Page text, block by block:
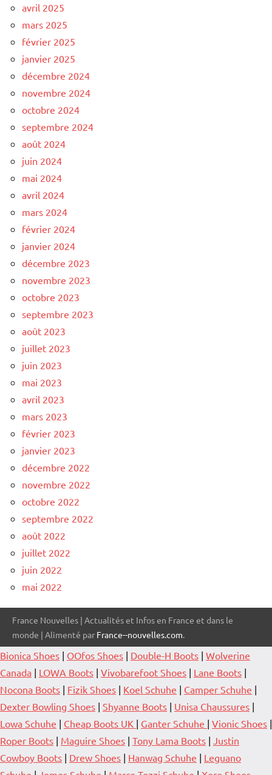
avril 2025
mars 2025
février 2025
janvier 2025
décembre 2024
novembre 2024
octobre 2024
septembre 2024
août 2024
juin 2024
mai 2024
avril 2024
mars 2024
février 2024
janvier 2024
décembre 2023
novembre 2023
octobre 2023
septembre 2023
août 2023
juillet 2023
juin 2023
mai 2023
avril 2023
mars 2023
février 2023
janvier 2023
décembre 2022
novembre 2022
octobre 2022
septembre 2022
août 2022
juillet 2022
juin 2022
mai 2022
France Nouvelles | Actualités et Infos en France et dans le
monde | Alimenté par France--nouvelles.com.
Bionica Shoes | OOfos Shoes | Double-H Boots | Wolverine
Canada | LOWA Boots | Vivobarefoot Shoes | Lane Boots |
Nocona Boots | Fizik Shoes | Koel Schuhe | Camper Schuhe |
Dexter Bowling Shoes | Shyanne Boots | Unisa Chaussures |
Lowa Schuhe | Cheap Boots UK | Ganter Schuhe | Vionic Shoes |
Roper Boots | Maguire Shoes | Tony Lama Boots | Justin
Cowboy Boots | Drew Shoes | Hanwag Schuhe | Leguano